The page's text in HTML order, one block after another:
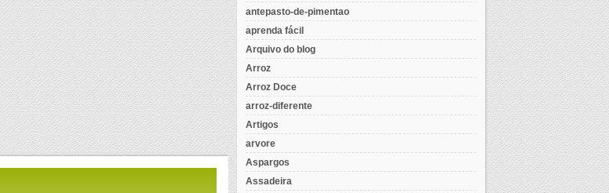
antepasto-de-pimentao
aprenda fácil
Arquivo do blog
Arroz
Arroz Doce
arroz-diferente
Artigos
arvore
Aspargos
Assadeira